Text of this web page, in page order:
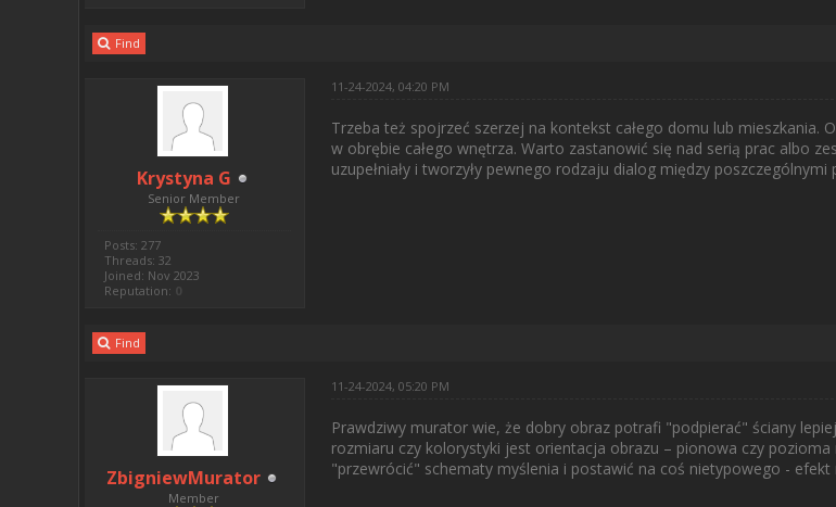
Find
Krystyna G
Senior Member
Posts: 277
Threads: 32
Joined: Nov 2023
Reputation: 0
11-24-2024, 04:20 PM
Trzeba też spojrzeć szerzej na kontekst całego domu lub
w obrębie całego wnętrza. Warto zastanowić się nad serią prac albo
uzupełniały i tworzyły pewnego rodzaju dialog między poszczególnymi
Find
ZbigniewMurator
Member
11-24-2024, 05:20 PM
Prawdziwy murator wie, że dobry obraz potrafi "podpierać" ściany
rozmiaru czy kolorystyki jest orientacja obrazu – pionowa czy
"przewrócić" schematy myślenia i postawić na coś nietypowego - efekt